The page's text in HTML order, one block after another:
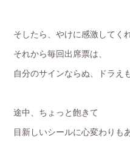
そしたら、やけに感激してく
それから毎回出席票は、
自分のサインならぬ、ドラえ
途中、ちょっと飽きて
目新しいシールに心変わりも